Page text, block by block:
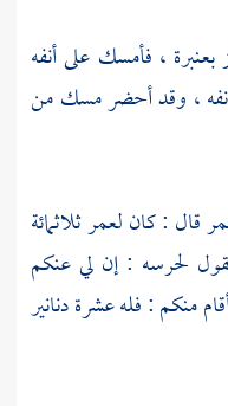
بعنبرة ، فأمسك على أنفه
أنفه ، وقد أحضر مسك من
قال : كانلعمرثلاثمائة
لحرسه : إن لي عنكم
منكم : فله عشرة دنانير